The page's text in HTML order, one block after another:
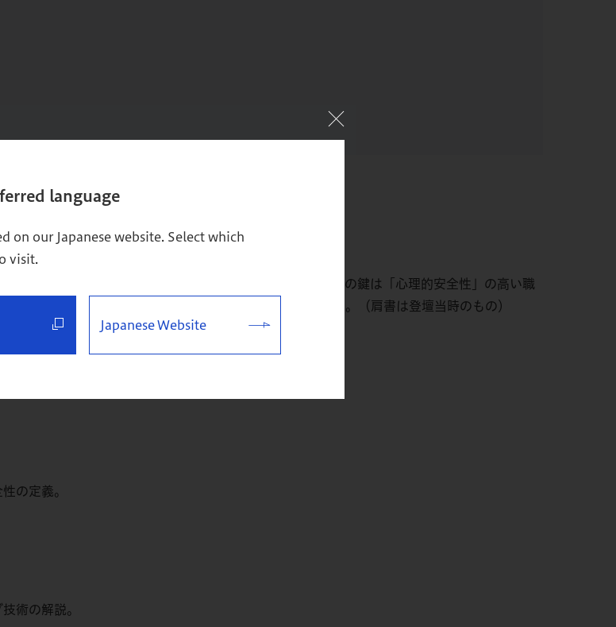
language
on our Japanese website. Select which
visit.
Japanese Website
策～」小室淑恵×矢野和男×若杉忠弘
る。リモートワーク、多様な働き方が進む中、企業の成長の鍵は「心理的安全性」の高い職
働き方とはいかなるものか。働き方改革の最前線を紐解く。（肩書は登壇当時のもの）
性があります。あらかじめご了承ください。
の定義。
術の解説。